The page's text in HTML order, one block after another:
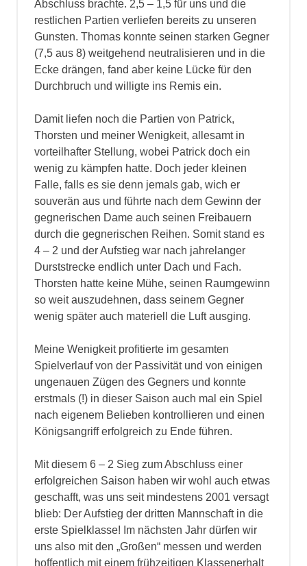
Abschluss brachte. 2,5 – 1,5 für uns und die
restlichen Partien verliefen bereits zu unseren
Gunsten. Thomas konnte seinen starken Gegner
(7,5 aus 8) weitgehend neutralisieren und in die
Ecke drängen, fand aber keine Lücke für den
Durchbruch und willigte ins Remis ein.
Damit liefen noch die Partien von Patrick,
Thorsten und meiner Wenigkeit, allesamt in
vorteilhafter Stellung, wobei Patrick doch ein
wenig zu kämpfen hatte. Doch jeder kleinen
Falle, falls es sie denn jemals gab, wich er
souverän aus und führte nach dem Gewinn der
gegnerischen Dame auch seinen Freibauern
durch die gegnerischen Reihen. Somit stand es
4 – 2 und der Aufstieg war nach jahrelanger
Durststrecke endlich unter Dach und Fach.
Thorsten hatte keine Mühe, seinen Raumgewinn
so weit auszudehnen, dass seinem Gegner
wenig später auch materiell die Luft ausging.
Meine Wenigkeit profitierte im gesamten
Spielverlauf von der Passivität und von einigen
ungenauen Zügen des Gegners und konnte
erstmals (!) in dieser Saison auch mal ein Spiel
nach eigenem Belieben kontrollieren und einen
Königsangriff erfolgreich zu Ende führen.
Mit diesem 6 – 2 Sieg zum Abschluss einer
erfolgreichen Saison haben wir wohl auch etwas
geschafft, was uns seit mindestens 2001 versagt
blieb: Der Aufstieg der dritten Mannschaft in die
erste Spielklasse! Im nächsten Jahr dürfen wir
uns also mit den „Großen“ messen und werden
hoffentlich mit einem frühzeitigen Klassenerhalt